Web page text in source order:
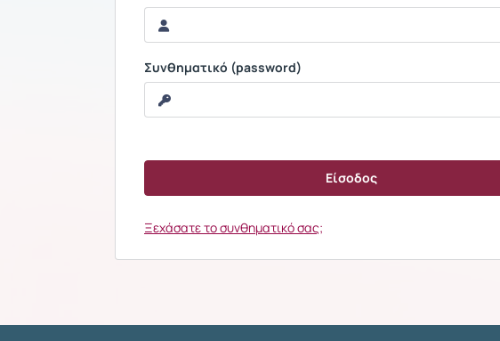
Συνθηματικό (password)
Ξεχάσατε το συνθηματικό σας;